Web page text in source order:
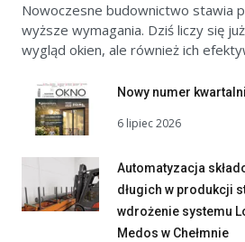
Nowoczesne budownictwo stawia
wyższe wymagania. Dziś liczy się
wygląd okien, ale również ich
Nowy numer
6 lipiec 2026
Automatyzacja
długich w produkcji
wdrożenie systemu
Medos w Chełmnie